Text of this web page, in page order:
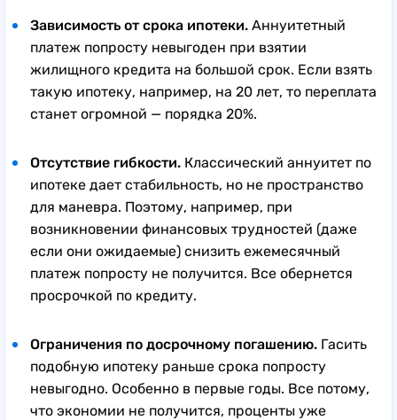
Зависимость от срока ипотеки. Аннуитетный
платеж попросту невыгоден при взятии
жилищного кредита на большой срок. Если взять
такую ипотеку, например, на 20 лет, то переплата
станет огромной — порядка 20%.
Отсутствие гибкости. Классический аннуитет по
ипотеке дает стабильность, но не пространство
для маневра. Поэтому, например, при
возникновении финансовых трудностей (даже
если они ожидаемые) снизить ежемесячный
платеж попросту не получится. Все обернется
просрочкой по кредиту.
Ограничения по досрочному погашению. Гасить
подобную ипотеку раньше срока попросту
невыгодно. Особенно в первые годы. Все потому,
что экономии не получится, проценты уже